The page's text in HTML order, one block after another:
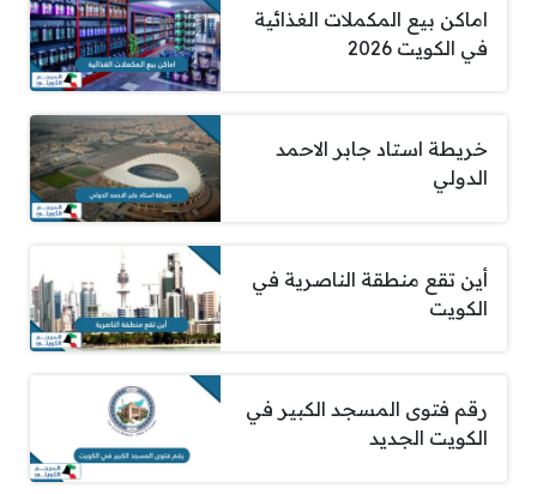
اماكن بيع المكملات الغذائية
في الكويت 2026
خريطة استاد جابر الاحمد
الدولي
أين تقع منطقة الناصرية في
الكويت
رقم فتوى المسجد الكبير في
الكويت الجديد